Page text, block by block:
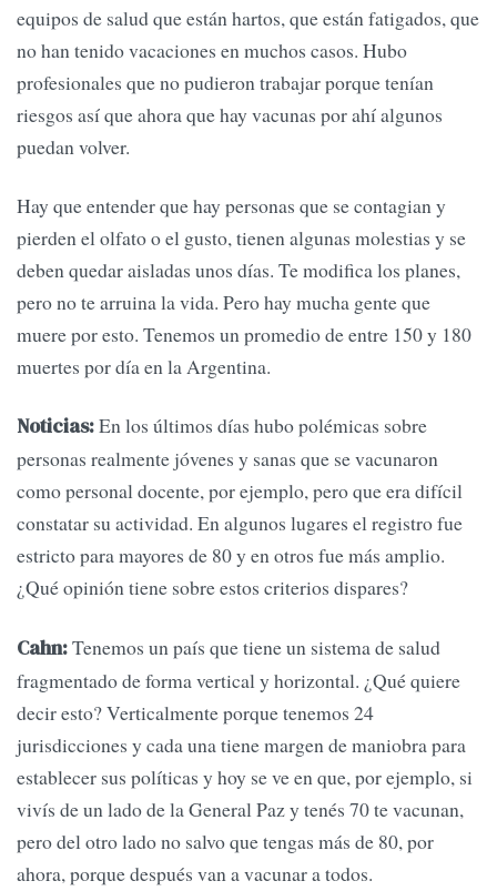
equipos de salud que están hartos, que están fatigados, que
no han tenido vacaciones en muchos casos. Hubo
profesionales que no pudieron trabajar porque tenían
riesgos así que ahora que hay vacunas por ahí algunos
puedan volver.
Hay que entender que hay personas que se contagian y
pierden el olfato o el gusto, tienen algunas molestias y se
deben quedar aisladas unos días. Te modifica los planes,
pero no te arruina la vida. Pero hay mucha gente que
muere por esto. Tenemos un promedio de entre 150 y 180
muertes por día en la Argentina.
Noticias:En los últimos días hubo polémicas sobre
personas realmente jóvenes y sanas que se vacunaron
como personal docente, por ejemplo, pero que era difícil
constatar su actividad. En algunos lugares el registro fue
estricto para mayores de 80 y en otros fue más amplio.
¿Qué opinión tiene sobre estos criterios dispares?
Cahn:Tenemos un país que tiene un sistema de salud
fragmentado de forma vertical y horizontal. ¿Qué quiere
decir esto? Verticalmente porque tenemos 24
jurisdicciones y cada una tiene margen de maniobra para
establecer sus políticas y hoy se ve en que, por ejemplo, si
vivís de un lado de la General Paz y tenés 70 te vacunan,
pero del otro lado no salvo que tengas más de 80, por
ahora, porque después van a vacunar a todos.